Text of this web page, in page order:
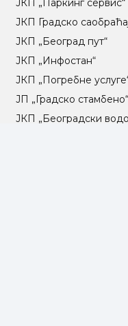
ЈКП „Паркинг сервис“
ЈКП Градско
ЈКП „Београд пут“
ЈКП „Инфостан“
ЈКП „Погребне
ЈП „Градско стамбено“
ЈКП „Београдски